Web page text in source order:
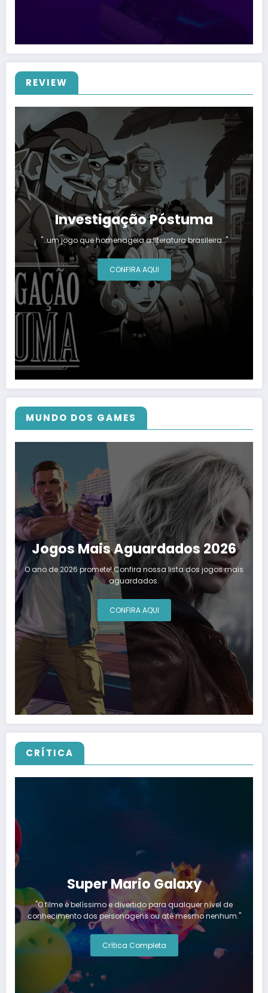
REVIEW
Investigação Póstuma
"…um jogo que homenageia a literatura brasileira…"
CONFIRA AQUI
MUNDO DOS GAMES
Jogos Mais Aguardados 2026
O ano de 2026 promete! Confira nossa lista dos jogos mais
aguardados.
CONFIRA AQUI
CRÍTICA
Super Mario Galaxy
"O filme é belíssimo e divertido para qualquer nível de
conhecimento dos personagens ou até mesmo nenhum."
Crítica Completa